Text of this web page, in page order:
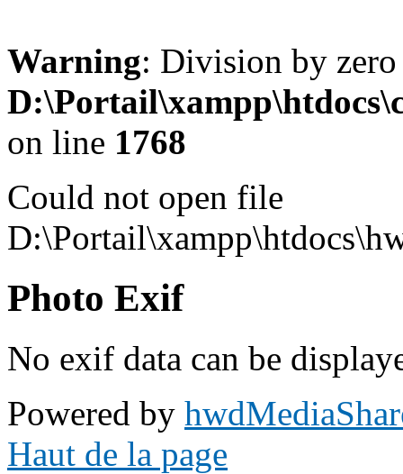
Warning: Division by
on line 1768
Could not open file
Photo Exif
No exif data can be
Powered by
Haut de la page